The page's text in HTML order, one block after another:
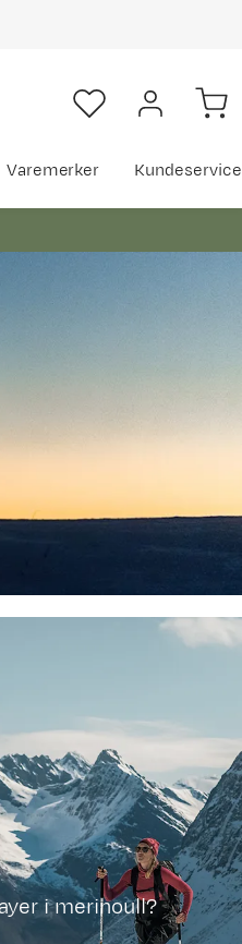
Varemerker Kundeservice
i merinoull?